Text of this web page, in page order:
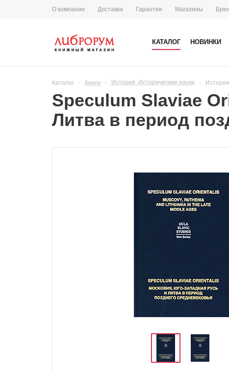
О компании Доставка Гарантия Магазины
КАТАЛОГ НОВИНКИ
Каталог - Книги - История. Исторические науки -
Speculum Slaviae
Литва в период